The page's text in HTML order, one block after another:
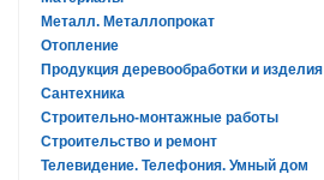
Металл. Металлопрокат
Отопление
Продукция деревообработки и изделия
Сантехника
Строительно-монтажные работы
Строительство и ремонт
Телевидение. Телефония. Умный дом